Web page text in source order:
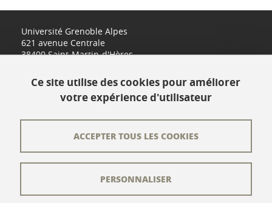
Université Grenoble Alpes
621 avenue Centrale
38400 Saint-Martin-d'Hères
L'équipe éditoriale
Ce site utilise des cookies pour améliorer
votre expérience d'utilisateur
ACCEPTER TOUS LES COOKIES
PERSONNALISER